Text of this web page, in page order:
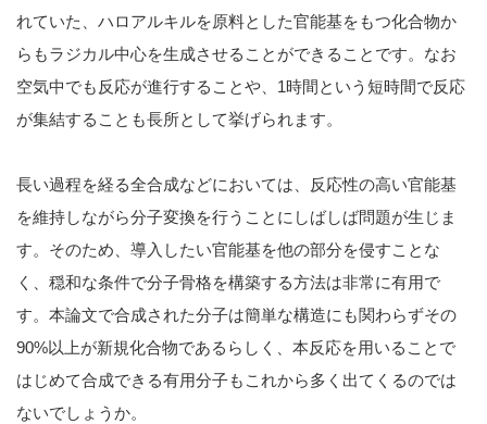
れていた、ハロアルキルを原料とした官能基をもつ化合物か
らもラジカル中心を生成させることができることです。なお
空気中でも反応が進行することや、1時間という短時間で反応
が集結することも長所として挙げられます。
長い過程を経る全合成などにおいては、反応性の高い官能基
を維持しながら分子変換を行うことにしばしば問題が生じま
す。そのため、導入したい官能基を他の部分を侵すことな
く、穏和な条件で分子骨格を構築する方法は非常に有用で
す。本論文で合成された分子は簡単な構造にも関わらずその
90%以上が新規化合物であるらしく、本反応を用いることで
はじめて合成できる有用分子もこれから多く出てくるのでは
ないでしょうか。